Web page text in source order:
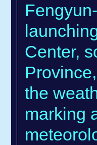
Center,
the
marking